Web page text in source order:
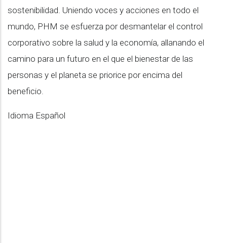
sostenibilidad. Uniendo voces y acciones en todo el
mundo, PHM se esfuerza por desmantelar el control
corporativo sobre la salud y la economía, allanando el
camino para un futuro en el que el bienestar de las
personas y el planeta se priorice por encima del
beneficio.
Idioma Español